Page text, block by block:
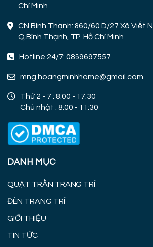
Chí Minh
CN Bình Thạnh: 860/60 D/27 Xô Viết
Q.Bình Thạnh, TP. Hồ Chí Minh
Hotline 24/7: 0869697557
mng.hoangminhhome@gmail.com
Thứ 2 - 7 : 8:00 - 17:30
Chủ nhật : 8:00 - 11:30
DANH MỤC
QUẠT TRẦN TRANG TRÍ
ĐÈN TRANG TRÍ
GIỚI THIỆU
TIN TỨC